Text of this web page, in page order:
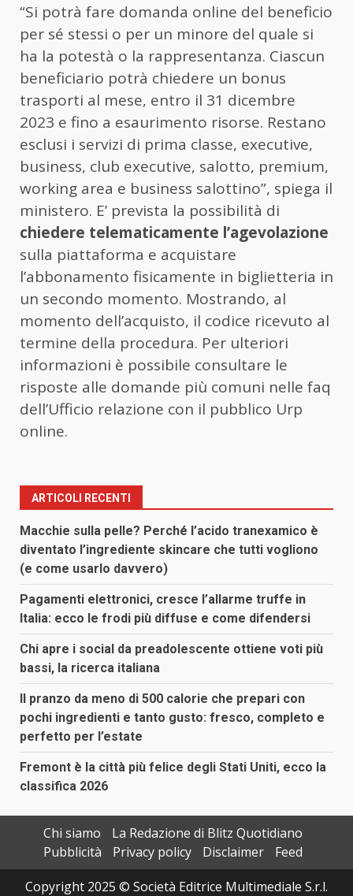
“Si potrà fare domanda online del beneficio
per sé stessi o per un minore del quale si
ha la potestà o la rappresentanza. Ciascun
beneficiario potrà chiedere un bonus
trasporti al mese, entro il 31 dicembre
2023 e fino a esaurimento risorse. Restano
esclusi i servizi di prima classe, executive,
business, club executive, salotto, premium,
working area e business salottino”, spiega il
ministero. E’ prevista la possibilità di
chiedere telematicamente l’agevolazione
sulla piattaforma e acquistare
l’abbonamento fisicamente in biglietteria in
un secondo momento. Mostrando, al
momento dell’acquisto, il codice ricevuto al
termine della procedura. Per ulteriori
informazioni è possibile consultare le
risposte alle domande più comuni nelle faq
dell’Ufficio relazione con il pubblico Urp
online.
ARTICOLI RECENTI
Macchie sulla pelle? Perché l’acido tranexamico è
diventato l’ingrediente skincare che tutti vogliono
(e come usarlo davvero)
Pagamenti elettronici, cresce l’allarme truffe in
Italia: ecco le frodi più diffuse e come difendersi
Chi apre i social da preadolescente ottiene voti più
bassi, la ricerca italiana
Il pranzo da meno di 500 calorie che prepari con
pochi ingredienti e tanto gusto: fresco, completo e
perfetto per l’estate
Fremont è la città più felice degli Stati Uniti, ecco la
classifica 2026
Chi siamo
La Redazione di Blitz Quotidiano
Pubblicità
Privacy policy Disclaimer
Feed
Copyright 2025 © Società Editrice Multimediale S.r.l.